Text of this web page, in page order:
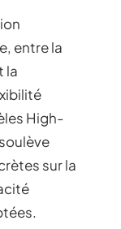
entre la
la
High-
sur la